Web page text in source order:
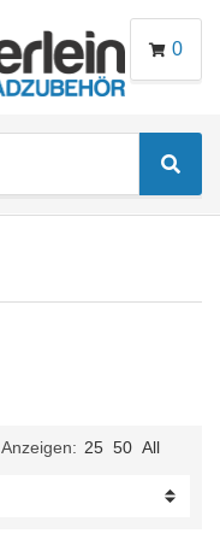
0
Anzeigen: 25 50 All